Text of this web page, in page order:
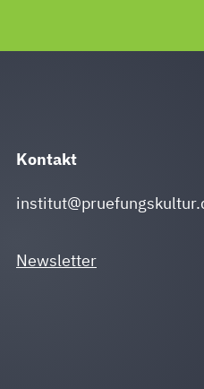
Kontakt
Newsletter